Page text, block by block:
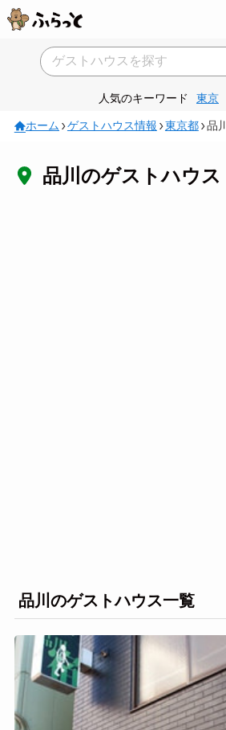
人気のキーワード 東京
ホーム ゲストハウス情報 東京都 品川
品川のゲストハウス
品川のゲストハウス一覧